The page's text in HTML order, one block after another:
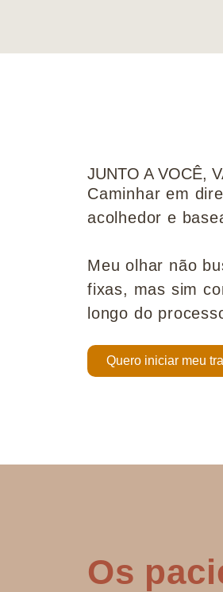
JUNTO A VOCÊ,
Caminhar em
acolhedor e
Meu olhar não
fixas, mas sim
longo do
Quero iniciar meu
Os